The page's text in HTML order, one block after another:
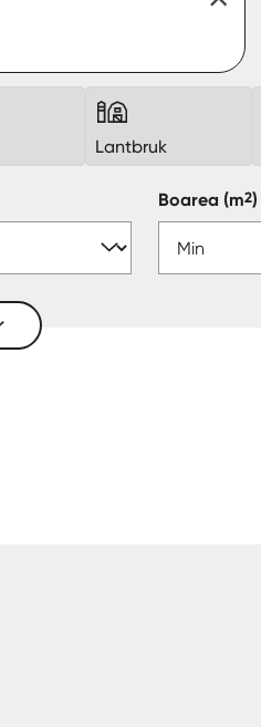
Lantbruk
Boarea(m2)